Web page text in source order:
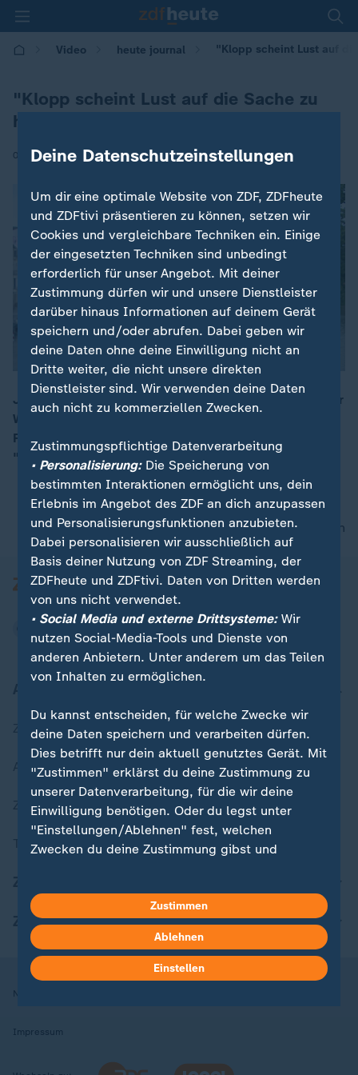
Video heute journal "Klopp scheint Lust auf
"Klopp scheint Lust auf die Sache zu
haben"
03.07.2026 | 20:45
Jürgen Klopp sei "schon seit ungefähr zehn Jahren der
Wunschkandidat des DFB“, so Nils Kaben nach dem
Rücktritt von Julian Nagelsmann. Die Nachfolge sei
"sehr, sehr wahrscheinlich".
nach oben
Zuletzt veröffentlicht
Aktuelle Sendungs-Videos
ZDFheute Stories
Themen im Überblick
ZDFheute Apps
Nutzungsbedingungen
Impressum
Deine Datenschutzeinstellungen
Um dir eine optimale Website von ZDF, ZDFheute
und ZDFtivi präsentieren zu können, setzen wir
Cookies und vergleichbare Techniken ein. Einige
der eingesetzten Techniken sind unbedingt
erforderlich für unser Angebot. Mit deiner
Zustimmung dürfen wir und unsere Dienstleister
darüber hinaus Informationen auf deinem Gerät
speichern und/oder abrufen. Dabei geben wir
deine Daten ohne deine Einwilligung nicht an
Dritte weiter, die nicht unsere direkten
Dienstleister sind. Wir verwenden deine Daten
auch nicht zu kommerziellen Zwecken.
Zustimmungspflichtige Datenverarbeitung
• Personalisierung:Die Speicherung von
bestimmten Interaktionen ermöglicht uns, dein
Erlebnis im Angebot des ZDF an dich anzupassen
und Personalisierungsfunktionen anzubieten.
Dabei personalisieren wir ausschließlich auf
Basis deiner Nutzung von ZDF Streaming, der
ZDFheute und ZDFtivi. Daten von Dritten werden
von uns nicht verwendet.
• Social Media und externe Drittsysteme:Wir
nutzen Social-Media-Tools und Dienste von
anderen Anbietern. Unter anderem um das Teilen
von Inhalten zu ermöglichen.
Du kannst entscheiden, für welche Zwecke wir
deine Daten speichern und verarbeiten dürfen.
Dies betrifft nur dein aktuell genutztes Gerät. Mit
"Zustimmen" erklärst du deine Zustimmung zu
unserer Datenverarbeitung, für die wir deine
Einwilligung benötigen. Oder du legst unter
"Einstellungen/Ablehnen" fest, welchen
Zwecken du deine Zustimmung gibst und
in deinen Einstellungen widerrufen oder ändern.
Hier findest du das Impressum.
Weitere Informationen findest du in unserer
Datenschutzerklärung.
Zustimmen
Ablehnen
Einstellen